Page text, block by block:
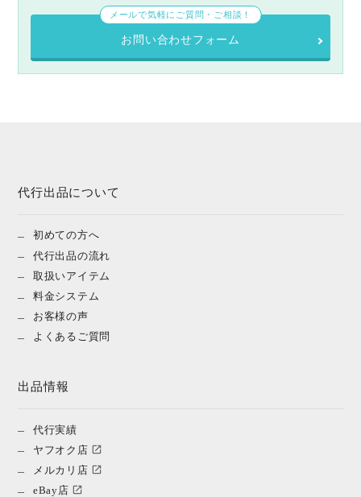
メールで気軽にご質問・ご相談！
お問い合わせフォーム
代行出品について
初めての方へ
代行出品の流れ
取扱いアイテム
料金システム
お客様の声
よくあるご質問
出品情報
代行実績
ヤフオク店
メルカリ店
eBay店